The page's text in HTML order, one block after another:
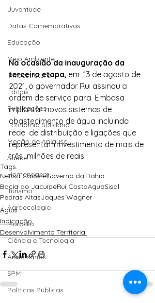
Juventude
Datas Comemorativas
Educação
Meio Ambiente
Infraestrutura
Editais
Publicações
Economia Solidária
Moção de Aplauso
Saúde
Homenagem
Turismo
Agroecologia
Moradia
Ciência e Tecnologia
Anisersários
SPM
Políticas Públicas
Na ocasião da inauguração da
terceira etapa, em  13 de agosto de
2021, o governador Rui assinou a
ordem de serviço para  Embasa
implantar novos sistemas de
abastecimento de água incluindo
rede  de distribuição e ligações que
representam investimento de mais de
três  milhões de reais.
Tags:
Neusa CadoreGoverno da Bahia
Bacia do JacuípeRui CostaAguaSisal
Pedras AltasJaques Wagner
Água
Indicação
Desenvolvimento Territorial